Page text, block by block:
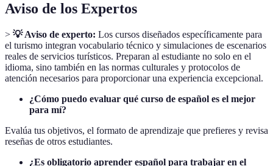
Aviso de los Expertos
> 💡 Aviso de experto: Los cursos diseñados específicamente para
el turismo integran vocabulario técnico y simulaciones de escenarios
reales de servicios turísticos. Preparan al estudiante no solo en el
idioma, sino también en las normas culturales y protocolos de
atención necesarios para proporcionar una experiencia excepcional.
¿Cómo puedo evaluar qué curso de español es el mejor
para mí?
Evalúa tus objetivos, el formato de aprendizaje que prefieres y revisa
reseñas de otros estudiantes.
¿Es obligatorio aprender español para trabajar en el